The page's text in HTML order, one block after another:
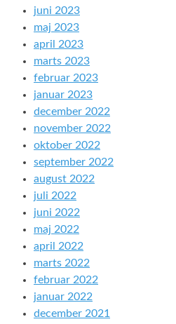
juni 2023
maj 2023
april 2023
marts 2023
februar 2023
januar 2023
december 2022
november 2022
oktober 2022
september 2022
august 2022
juli 2022
juni 2022
maj 2022
april 2022
marts 2022
februar 2022
januar 2022
december 2021